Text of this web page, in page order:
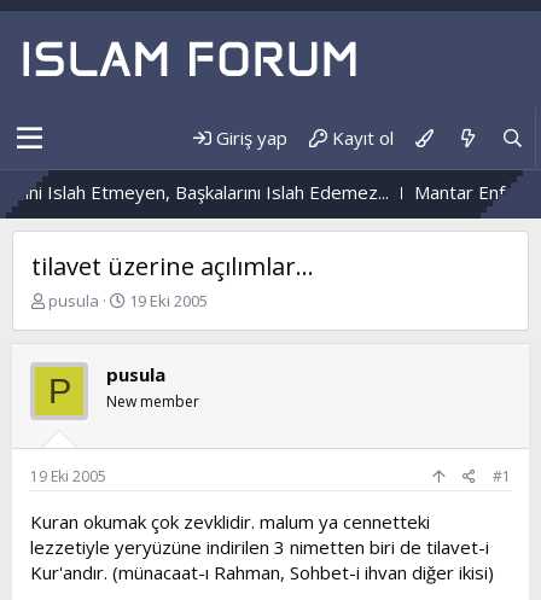
Giriş yap Kayıt ol
Islah Etmeyen, Başkalarını Islah Edemez... Mantar
tilavet üzerine açılımlar...
K
b
u
y
u
b
a
l
t
a
pusula
B
a
n
ı
a
i
h
19 Eki 2005
P pusula
New member
19 Eki 2005 #1
Kuran okumak çok zevklidir. malum ya cennetteki
lezzetiyle yeryüzüne indirilen 3 nimetten biri de tilavet-i
Kur'andır. (münacaat-ı Rahman, Sohbet-i ihvan diğer ikisi)